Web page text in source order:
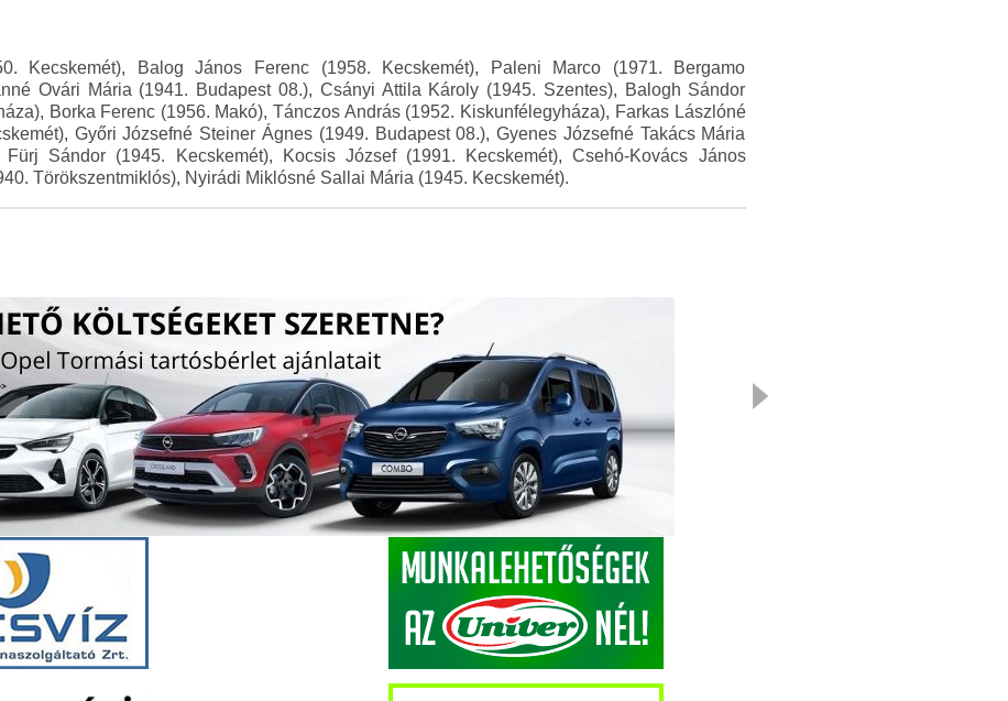
Kecskemét), Balog János Ferenc (1958. Kecskemét), Paleni Marco (1971. Bergamo
Ovári Mária (1941. Budapest 08.), Csányi Attila Károly (1945. Szentes), Balogh Sándor
Borka Ferenc (1956. Makó), Tánczos András (1952. Kiskunfélegyháza), Farkas Lászlóné
Győri Józsefné Steiner Ágnes (1949. Budapest 08.), Gyenes Józsefné Takács Mária
Sándor (1945. Kecskemét), Kocsis József (1991. Kecskemét), Csehó-Kovács János
Törökszentmiklós), Nyirádi Miklósné Sallai Mária (1945. Kecskemét).